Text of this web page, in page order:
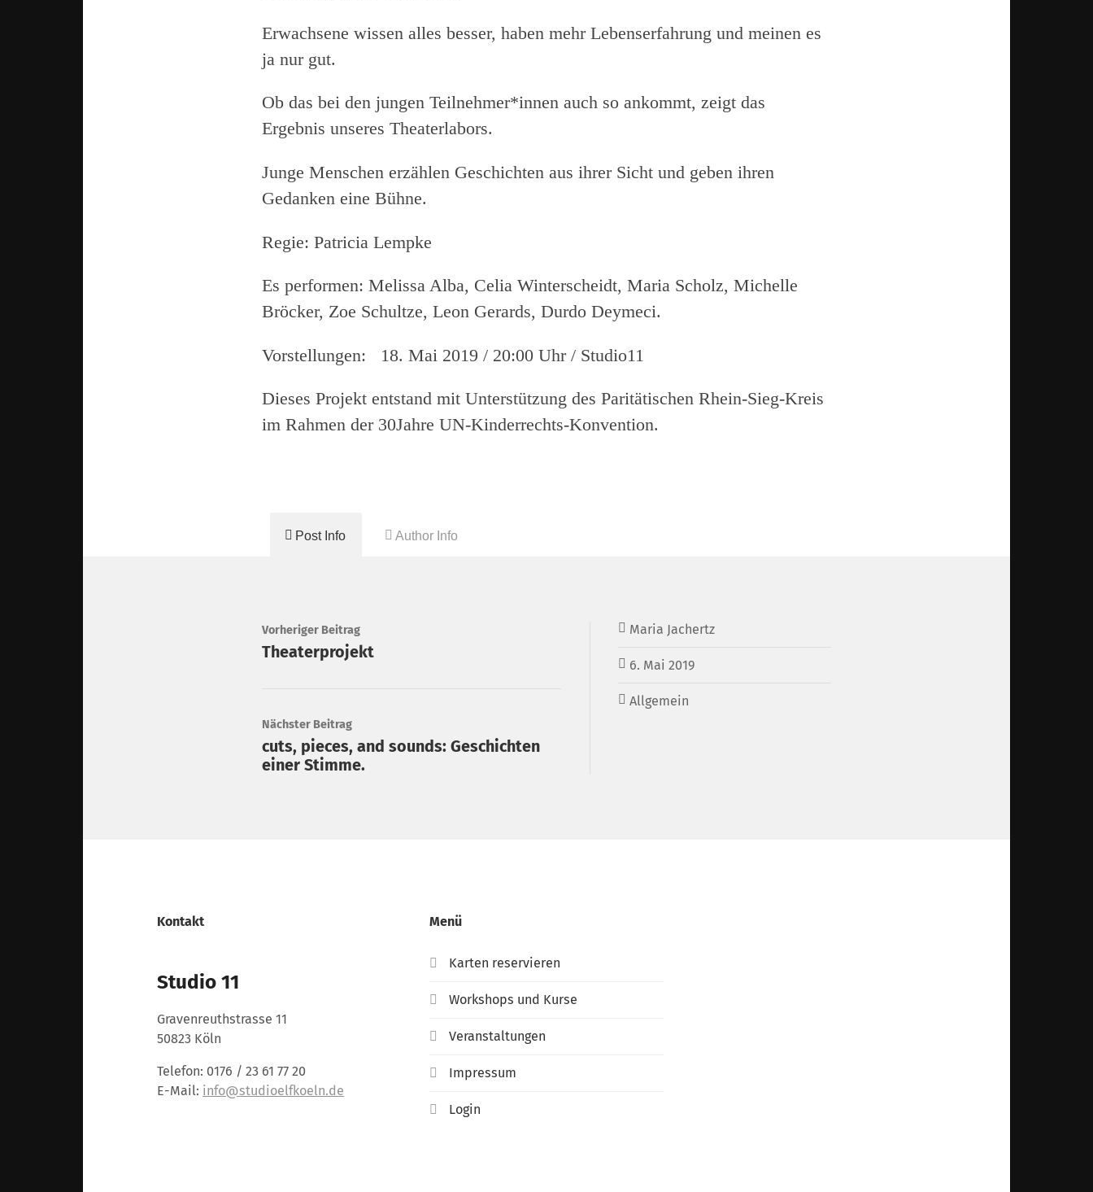
Erwachsene wissen alles besser, haben mehr Lebenserfahrung und meinen es
ja nur gut.
Ob das bei den jungen Teilnehmer*innen auch so ankommt, zeigt das
Ergebnis unseres Theaterlabors.
Junge Menschen erzählen Geschichten aus ihrer Sicht und geben ihren
Gedanken eine Bühne.
Regie: Patricia Lempke
Es performen: Melissa Alba, Celia Winterscheidt, Maria Scholz, Michelle
Bröcker, Zoe Schultze, Leon Gerards, Durdo Deymeci.
Vorstellungen: 18. Mai 2019 / 20:00 Uhr / Studio11
Dieses Projekt entstand mit Unterstützung des Paritätischen Rhein-Sieg-Kreis
im Rahmen der 30Jahre UN-Kinderrechts-Konvention.
Post Info Author Info
Maria Jachertz
6. Mai 2019
Allgemein
Vorheriger Beitrag
Theaterprojekt
Nächster Beitrag
cuts, pieces, and sounds: Geschichten
einer Stimme.
Kontakt
Studio 11
Gravenreuthstrasse 11
50823 Köln
Telefon: 0176 / 23 61 77 20
E-Mail: info@studioelfkoeln.de
Menü
Karten reservieren
Workshops und Kurse
Veranstaltungen
Impressum
Login